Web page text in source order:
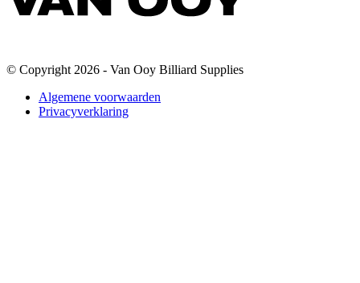
© Copyright 2026 - Van Ooy Billiard Supplies
Algemene voorwaarden
Privacyverklaring